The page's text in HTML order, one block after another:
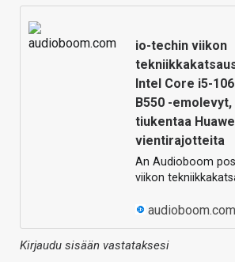
io-techin viikon
Intel Core i5-
B550 -
tiukentaa
vientirajotteita
An Audioboom
viikon
audioboom.com
Kirjaudu sisään vastataksesi